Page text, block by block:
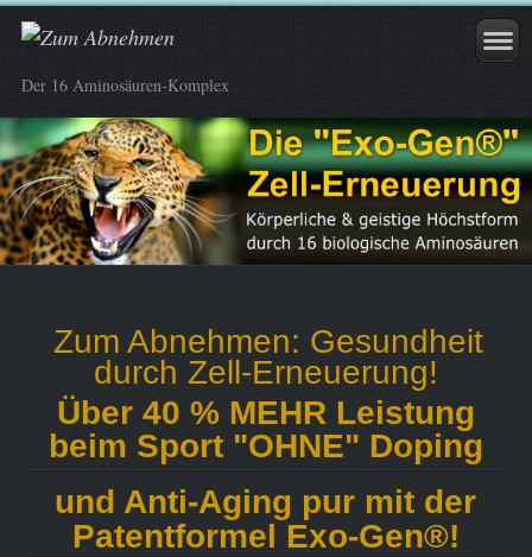
Der 16 Aminosäuren-Komplex
Zum Abnehmen: Gesundheit
durch Zell-Erneuerung!
Über 40 % MEHR Leistung
beim Sport "OHNE" Doping
und Anti-Aging pur mit der
Patentformel Exo-Gen®!